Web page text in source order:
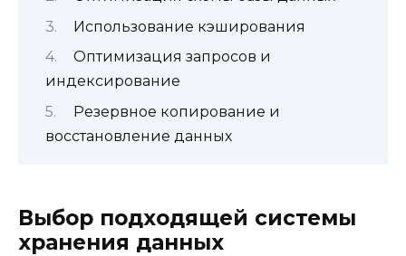
Использование кэширования
Оптимизация запросов и
индексирование
Резервное копирование и
восстановление данных
Выбор подходящей системы
хранения данных